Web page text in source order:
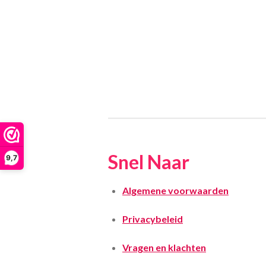
9,7 Snel Naar
Algemene voorwaarden
Privacybeleid
Vragen en klachten